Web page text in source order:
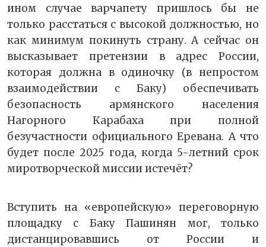
ином случае варчапету пришлось бы не
только расстаться с высокой должностью, но
как минимум покинуть страну. А сейчас он
высказывает претензии в адрес России,
которая должна в одиночку (в непростом
взаимодействии с Баку) обеспечивать
безопасность армянского населения
Нагорного Карабаха при полной
безучастности официального Еревана. А что
будет после 2025 года, когда 5-летний срок
миротворческой миссии истечёт?
Вступить на «европейскую» переговорную
площадку с Баку Пашинян мог, только
дистанцировавшись от России и